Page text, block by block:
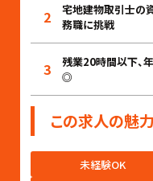
2
宅地建物取引士の
務職に挑戦
3
残業20時間以下、
◎
この求人の魅力
未経験OK